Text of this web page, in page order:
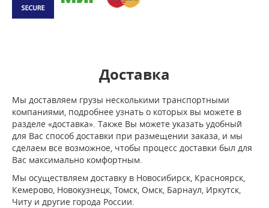
Доставка
Мы доставляем грузы несколькими транспортными
компаниями, подробнее узнать о которых вы можете в
разделе «доставка». Также Вы можете указать удобный
для Вас способ доставки при размещении заказа, и мы
сделаем все возможное, чтобы процесс доставки был для
Вас максимально комфортным.
Мы осуществляем доставку в Новосибирск, Красноярск,
Кемерово, Новокузнецк, Томск, Омск, Барнаул, Иркутск,
Читу и другие города России.